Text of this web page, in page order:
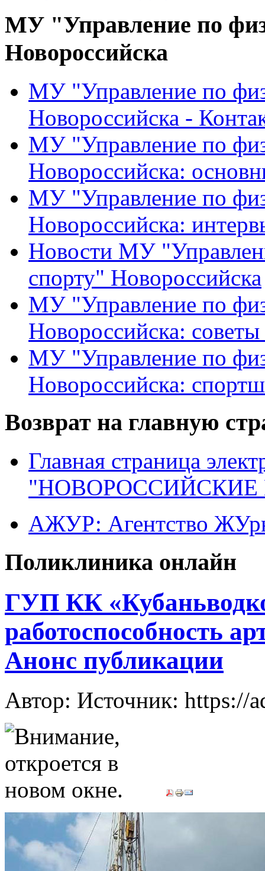
МУ "Управление по
Новороссийска
МУ "Управление по
Новороссийска -
МУ "Управление по
Новороссийска:
МУ "Управление по
Новороссийска:
Новости МУ
спорту" Новороссийска
МУ "Управление по
Новороссийска:
МУ "Управление по
Новороссийска:
Возврат на главную
Главная страница
"НОВОРОССИЙСКИЕ
АЖУР: Агентство
Поликлиника онлайн
ГУП КК
работоспособность
Анонс публикации
Автор: Источник: https://